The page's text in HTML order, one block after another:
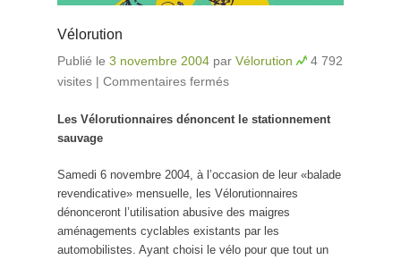
Vélorution
Publié le 3 novembre 2004 par Vélorution
4 792
visites | Commentaires fermés
Les Vélorutionnaires dénoncent le stationnement
sauvage
Samedi 6 novembre 2004, à l’occasion de leur «balade
revendicative» mensuelle, les Vélorutionnaires
dénonceront l’utilisation abusive des maigres
aménagements cyclables existants par les
automobilistes. Ayant choisi le vélo pour que tout un